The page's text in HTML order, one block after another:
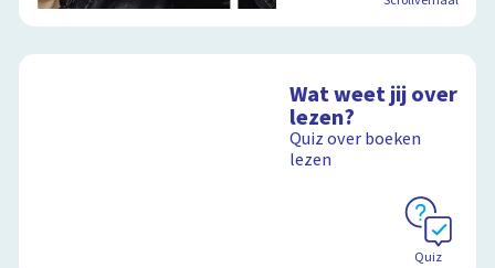
Wat weet jij over
lezen?
Quiz over boeken
lezen
Quiz